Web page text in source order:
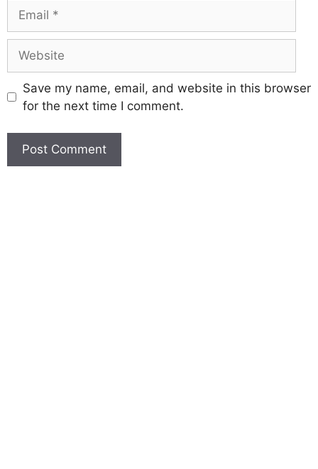
Save my name, email, and website in this browser
for the next time I comment.